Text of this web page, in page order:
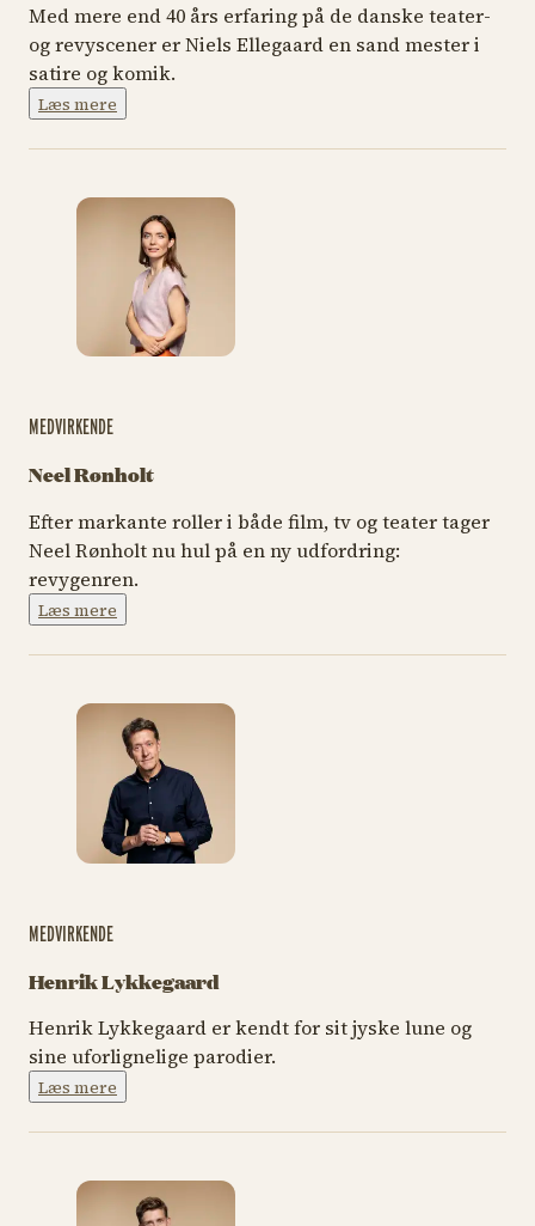
Med mere end 40 års erfaring på de danske teater-
og revyscener er Niels Ellegaard en sand mester i
satire og komik.
Læs mere
MEDVIRKENDE
Neel Rønholt
Efter markante roller i både film, tv og teater tager
Neel Rønholt nu hul på en ny udfordring:
revygenren.
Læs mere
MEDVIRKENDE
Henrik Lykkegaard
Henrik Lykkegaard er kendt for sit jyske lune og
sine uforlignelige parodier.
Læs mere